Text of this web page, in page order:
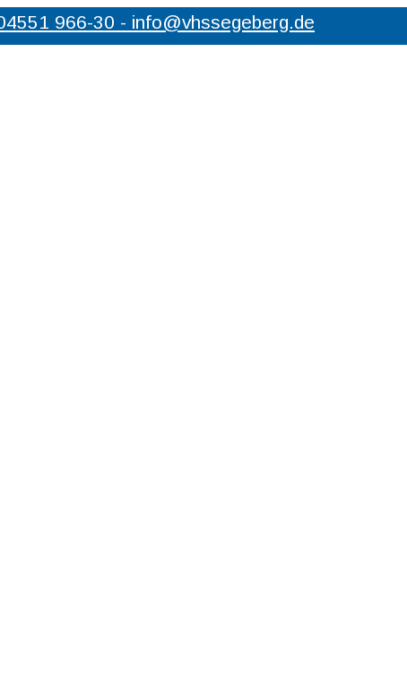
966-30 - info@vhssegeberg.de